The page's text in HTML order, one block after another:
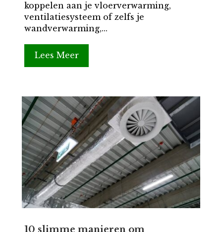
koppelen aan je vloerverwarming,
ventilatiesysteem of zelfs je
wandverwarming,...
Lees Meer
10 slimme manieren om